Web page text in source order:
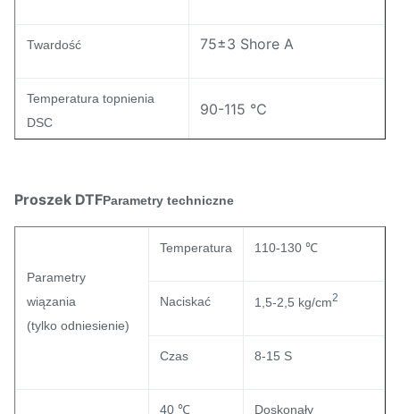
Twardość 75±3 Shore A
Temperatura topnienia
DSC
90-115 ℃
Odporność na żółknięcie
2,0-3,0
Proszek DTFParametry techniczne
Parametry
wiązania
(tylko odniesienie)
Temperatura 110-130 ℃
Naciskać 1,5-2,5 kg/cm2
Czas 8-15 S
40 ℃ Doskonały